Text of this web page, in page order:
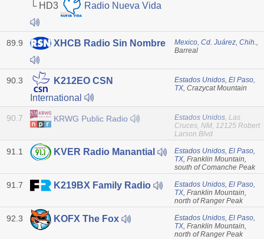
└ HD3 Radio Nueva Vida
89.9 XHCB Radio Sin Nombre Mexico, Cd. Juárez, Chih.,
Barreal
90.3
K212EO CSN
International
Estados Unidos, El Paso,
TX, Crazycat Mountain
90.7 KRWG Public Radio Estados Unidos, Las
Cruces, NM, 12125 Robert
Larson Blvd
91.1 KVER Radio Manantial
Estados Unidos, El Paso,
TX, Franklin Mountain,
south of Comanche Peak
91.7 K219BX Family Radio
Estados Unidos, El Paso,
TX, Franklin Mountain,
north of Ranger Peak
92.3 KOFX The Fox
Estados Unidos, El Paso,
TX, Franklin Mountain,
north of Ranger Peak